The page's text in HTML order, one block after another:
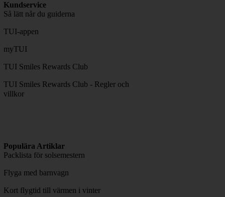
Kundservice
Så lätt når du guiderna
TUI-appen
myTUI
TUI Smiles Rewards Club
TUI Smiles Rewards Club - Regler och
villkor
Populära Artiklar
Packlista för solsemestern
Flyga med barnvagn
Kort flygtid till värmen i vinter